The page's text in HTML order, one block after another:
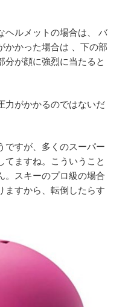
ヘルメットの場合は、 バ
かかった場合は 、下の部
分が顔に強烈に当たると
力がかかるのではないだ
ですが、多くのスーパー
てますね。こういうこと
。スキーのプロ級の場合
ますから、転倒したらす